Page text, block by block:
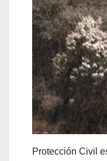
Protección Civil